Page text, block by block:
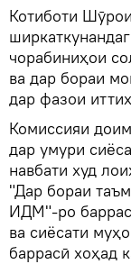
Котиботи
чорабиниҳои
ва дар бораи
дар фазои
Комиссияи
дар умури
навбати худ
"Дар бораи
ИДМ"-ро
ва сиёсати
баррасӣ хоҳад